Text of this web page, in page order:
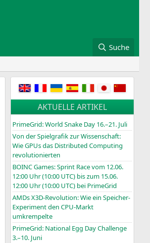
Suche
AKTUELLE ARTIKEL
PrimeGrid: World Snake Day 16.–21. Juli
Von der Spielgrafik zur Wissenschaft:
Wie GPUs das Distributed Computing
revolutionierten
BOINCGames: Sprint Race vom 12.06.
12:00 Uhr (10:00 UTC) bis zum 15.06.
12:00 Uhr (10:00 UTC) bei PrimeGrid
AMDs X3D-Revolution: Wie ein Speicher-
Experiment den CPU-Markt
umkrempelte
PrimeGrid: National Egg Day Challenge
3.–10. Juni